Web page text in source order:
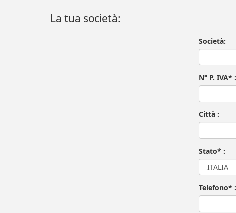
La tua società:
Società:
N° P. IVA* :
Città :
Stato* :
Telefono* :